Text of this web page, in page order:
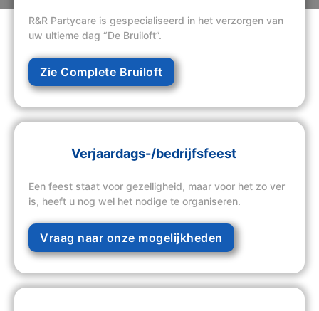
R&R Partycare is gespecialiseerd in het verzorgen van
uw ultieme dag “De Bruiloft”.
Zie Complete Bruiloft
Verjaardags-/bedrijfsfeest
Een feest staat voor gezelligheid, maar voor het zo ver
is, heeft u nog wel het nodige te organiseren.
Vraag naar onze mogelijkheden